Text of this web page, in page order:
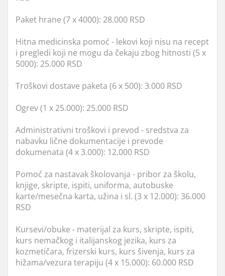
Paket hrane (7 x 4000): 28.000 RSD
Hitna medicinska pomoć - lekovi koji nisu na recept
i pregledi koji ne mogu da čekaju zbog hitnosti (5 x
5000): 25.000 RSD
Troškovi dostave paketa (6 x 500): 3.000 RSD
Ogrev (1 x 25.000): 25.000 RSD
Administrativni troškovi i prevod - sredstva za
nabavku lične dokumentacije i prevode
dokumenata (4 x 3.000): 12.000 RSD
Pomoć za nastavak školovanja - pribor za školu,
knjige, skripte, ispiti, uniforma, autobuske
karte/mesečna karta, užina i sl. (3 x 12.000): 36.000
RSD
Kursevi/obuke - materijal za kurs, skripte, ispiti,
kurs nemačkog i italijanskog jezika, kurs za
kozmetičara, frizerski kurs, kurs šivenja, kurs za
hižama/vezura terapiju (4 x 15.000): 60.000 RSD